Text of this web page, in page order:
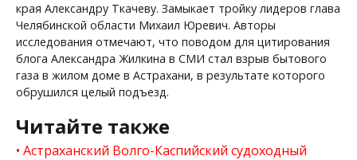
края Александру Ткачеву. Замыкает тройку лидеров глава
Челябинской области Михаил Юревич. Авторы
исследования отмечают, что поводом для цитирования
блога Александра Жилкина в СМИ стал взрыв бытового
газа в жилом доме в Астрахани, в результате которого
обрушился целый подъезд.
Читайте также
Астраханский Волго-Каспийский судоходный